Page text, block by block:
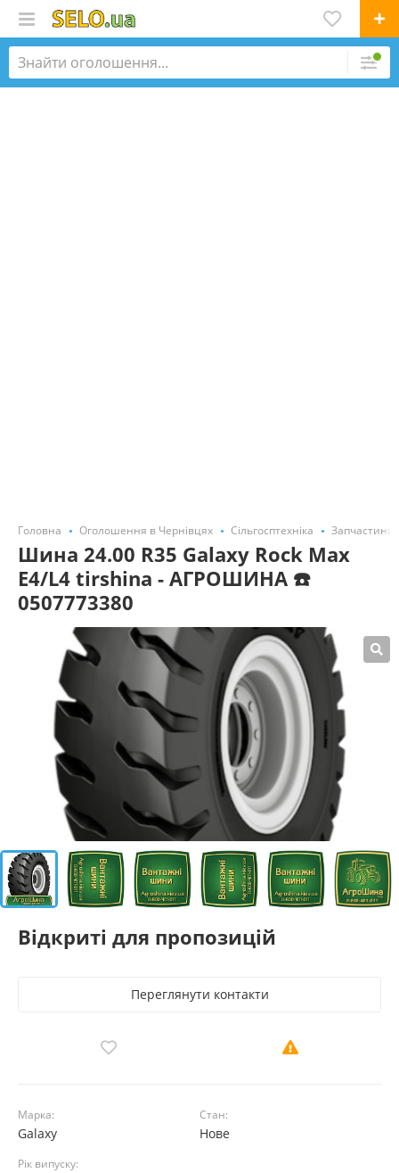
Головна Оголошення в Чернівцях Сільгосптехніка
Шина 24.00 R35 Galaxy Rock Max
E4/L4 tirshina - АГРОШИНА ☎️
0507773380
Відкриті для пропозицій
Переглянути контакти
Марка:
Galaxy
Стан:
Нове
Рік випуску: